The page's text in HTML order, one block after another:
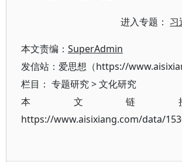
进入专题： 习
本文责编： SuperAdmin
发信站：爱思想（https://
栏目： 专题研究>文化研究
本文链
https://www.aisixiang.com/data/